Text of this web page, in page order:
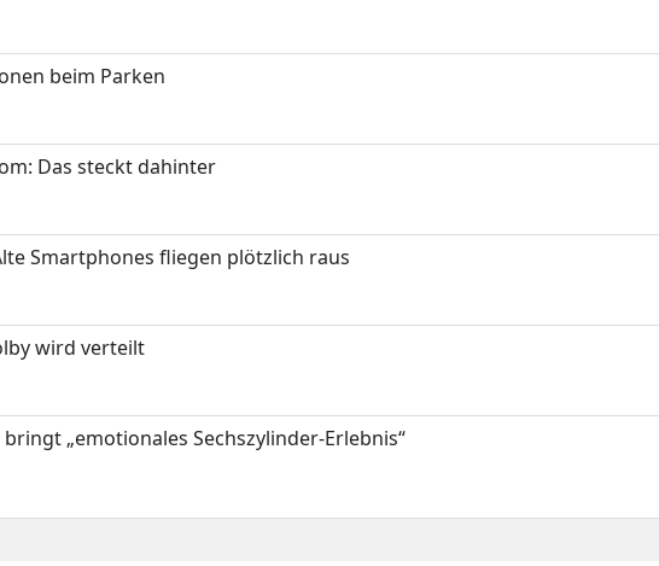
beim Parken
Das steckt dahinter
Smartphones fliegen plötzlich raus
wird verteilt
„emotionales Sechszylinder-Erlebnis“